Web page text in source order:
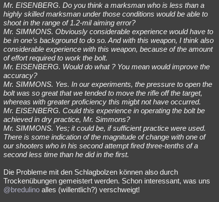
Mr. EISENBERG. Do you think a marksman who is less than a
highly skilled marksman under those conditions would be able to
shoot in the range of 1.2-mil aiming error?
Mr. SIMMONS. Obviously considerable experience would have to
be in one’s background to do so. And with this weapon, I think also
considerable experience with this weapon, because of the amount
of effort required to work the bolt.
Mr. EISENBERG. Would do what ? You mean would improve the
accuracy?
Mr. SIMMONS. Yes. In our experiments, the pressure to open the
bolt was so great that we tended to move the rifle off the target,
whereas with greater proficiency this migbt not have occurred.
Mr. EISENBERG. Could this experience in operating the bolt be
achieved in dry practice, Mr. Simmons?
Mr. SIMMONS. Yes; it could be, if sufficient practice were used.
There is some indication of the magnitude of change with one of
our shooters who in his second attempt fired three-tenths of a
second less time than he did in the first.
Die Probleme mit den Schlagbolzen können also durch
Trockenübungen gemeistert werden. Schon interessant, was uns
@bredulino alles (willentlich?) verschweigt!